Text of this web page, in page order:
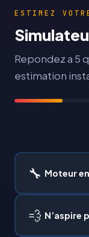
ESTIMEZ
Repondez a 5
estimation
🔧 Moteur
💨 N’aspire